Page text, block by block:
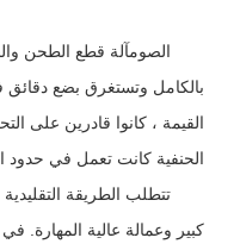
الصومآلة قطع الطحن
بالكامل وتستغرق بضع دقائق
القيمة ، كانوا قادرين على
الحنفية كانت تعمل في حدود
تتطلب الطريقة
كبير وعمالة عالية المهارة.